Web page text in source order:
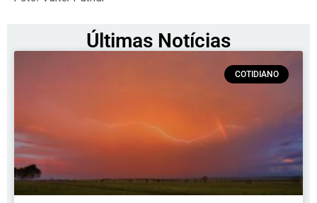
Últimas Notícias
COTIDIANO